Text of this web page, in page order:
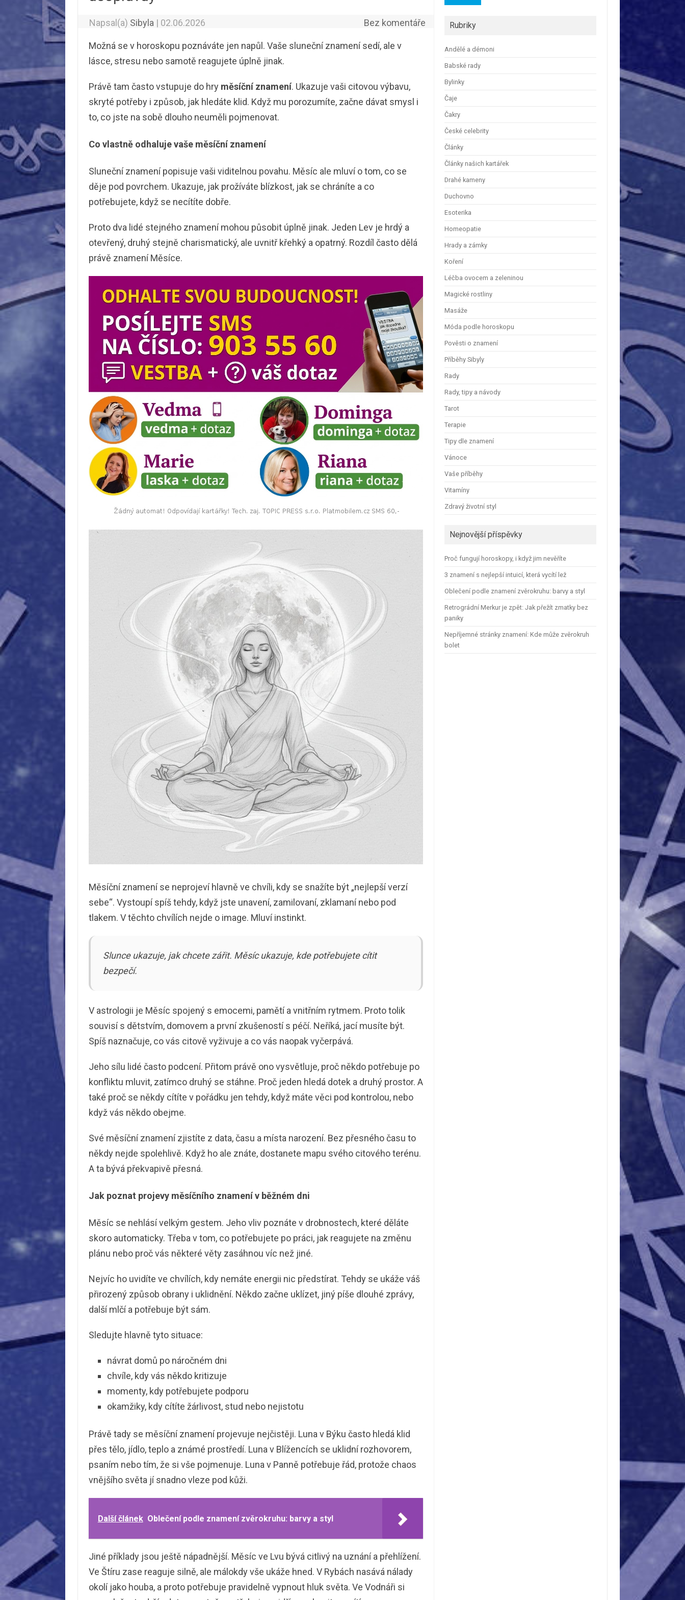
Napsal(a) Sibyla | 02.06.2026 Bez komentáře
Možná se v horoskopu poznáváte jen napůl. Vaše sluneční znamení sedí, ale v
lásce, stresu nebo samotě reagujete úplně jinak.
Právě tam často vstupuje do hry měsíční znamení. Ukazuje vaši citovou výbavu,
skryté potřeby i způsob, jak hledáte klid. Když mu porozumíte, začne dávat smysl i
to, co jste na sobě dlouho neuměli pojmenovat.
Co vlastně odhaluje vaše měsíční znamení
Sluneční znamení popisuje vaši viditelnou povahu. Měsíc ale mluví o tom, co se
děje pod povrchem. Ukazuje, jak prožíváte blízkost, jak se chráníte a co
potřebujete, když se necítíte dobře.
Proto dva lidé stejného znamení mohou působit úplně jinak. Jeden Lev je hrdý a
otevřený, druhý stejně charismatický, ale uvnitř křehký a opatrný. Rozdíl často dělá
právě znamení Měsíce.
Měsíční znamení se neprojeví hlavně ve chvíli, kdy se snažíte být „nejlepší verzí
sebe“. Vystoupí spíš tehdy, když jste unavení, zamilovaní, zklamaní nebo pod
tlakem. V těchto chvílích nejde o image. Mluví instinkt.
Slunce ukazuje, jak chcete zářit. Měsíc ukazuje, kde potřebujete cítit
bezpečí.
V astrologii je Měsíc spojený s emocemi, pamětí a vnitřním rytmem. Proto tolik
souvisí s dětstvím, domovem a první zkušeností s péčí. Neříká, jací musíte být.
Spíš naznačuje, co vás citově vyživuje a co vás naopak vyčerpává.
Jeho sílu lidé často podcení. Přitom právě ono vysvětluje, proč někdo potřebuje po
konfliktu mluvit, zatímco druhý se stáhne. Proč jeden hledá dotek a druhý prostor. A
také proč se někdy cítíte v pořádku jen tehdy, když máte věci pod kontrolou, nebo
když vás někdo obejme.
Své měsíční znamení zjistíte z data, času a místa narození. Bez přesného času to
někdy nejde spolehlivě. Když ho ale znáte, dostanete mapu svého citového terénu.
A ta bývá překvapivě přesná.
Jak poznat projevy měsíčního znamení v běžném dni
Měsíc se nehlásí velkým gestem. Jeho vliv poznáte v drobnostech, které děláte
skoro automaticky. Třeba v tom, co potřebujete po práci, jak reagujete na změnu
plánu nebo proč vás některé věty zasáhnou víc než jiné.
Nejvíc ho uvidíte ve chvílích, kdy nemáte energii nic předstírat. Tehdy se ukáže váš
přirozený způsob obrany i uklidnění. Někdo začne uklízet, jiný píše dlouhé zprávy,
další mlčí a potřebuje být sám.
Sledujte hlavně tyto situace:
návrat domů po náročném dni
chvíle, kdy vás někdo kritizuje
momenty, kdy potřebujete podporu
okamžiky, kdy cítíte žárlivost, stud nebo nejistotu
Právě tady se měsíční znamení projevuje nejčistěji. Luna v Býku často hledá klid
přes tělo, jídlo, teplo a známé prostředí. Luna v Blížencích se uklidní rozhovorem,
psaním nebo tím, že si vše pojmenuje. Luna v Panně potřebuje řád, protože chaos
vnějšího světa jí snadno vleze pod kůži.
Další článek Oblečení podle znamení zvěrokruhu: barvy a styl
Jiné příklady jsou ještě nápadnější. Měsíc ve Lvu bývá citlivý na uznání a přehlížení.
Ve Štíru zase reaguje silně, ale málokdy vše ukáže hned. V Rybách nasává nálady
okolí jako houba, a proto potřebuje pravidelně vypnout hluk světa. Ve Vodnáři si
Rubriky
Andělé a démoni
Babské rady
Bylinky
Čaje
Čakry
České celebrity
Články
Články našich kartářek
Drahé kameny
Duchovno
Esoterika
Homeopatie
Hrady a zámky
Koření
Léčba ovocem a zeleninou
Magické rostliny
Masáže
Móda podle horoskopu
Pověsti o znamení
Příběhy Sibyly
Rady
Rady, tipy a návody
Tarot
Terapie
Tipy dle znamení
Vánoce
Vaše příběhy
Vitamíny
Zdravý životní styl
Nejnovější příspěvky
Proč fungují horoskopy, i když jim nevěříte
3 znamení s nejlepší intuicí, která vycítí lež
Oblečení podle znamení zvěrokruhu: barvy a styl
Retrográdní Merkur je zpět: Jak přežít zmatky bez
paniky
Nepříjemné stránky znamení: Kde může zvěrokruh
bolet